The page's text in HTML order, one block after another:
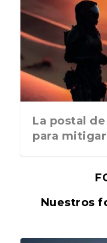
La postal
para
Nuestros